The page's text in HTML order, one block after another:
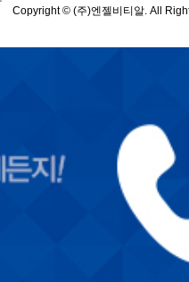
Copyright © (주)엔젤비티알. All